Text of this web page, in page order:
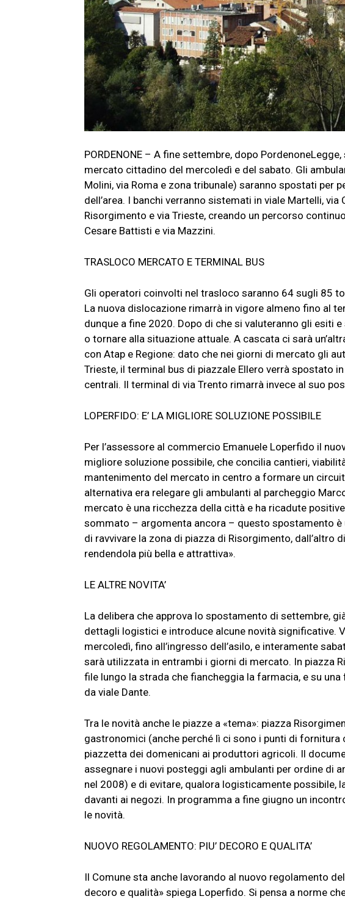
PORDENONE – A fine settembre, dopo
mercato cittadino del mercoledì e del sabato. Gli
Molini, via Roma e zona tribunale) saranno spostati per
dell’area. I banchi verranno sistemati in viale Martelli,
Risorgimento e via Trieste, creando un percorso
Cesare Battisti e via Mazzini.
TRASLOCO MERCATO E TERMINAL BUS
Gli operatori coinvolti nel trasloco saranno 64 sugli 85
La nuova dislocazione rimarrà in vigore almeno fino al
dunque a fine 2020. Dopo di che si valuteranno gli esiti
o tornare alla situazione attuale. A cascata ci sarà
con Atap e Regione: dato che nei giorni di mercato gli
Trieste, il terminal bus di piazzale Ellero verrà spostato
centrali. Il terminal di via Trento rimarrà invece al suo
LOPERFIDO: E’ LA MIGLIORE SOLUZIONE POSSIBILE
Per l’assessore al commercio Emanuele Loperfido il
migliore soluzione possibile, che concilia cantieri,
mantenimento del mercato in centro a formare un
alternativa era relegare gli ambulanti al parcheggio
mercato è una ricchezza della città e ha ricadute
sommato – argomenta ancora – questo spostamento è
di ravvivare la zona di piazza di Risorgimento, dall’altro
rendendola più bella e attrattiva».
LE ALTRE NOVITA’
La delibera che approva lo spostamento di settembre,
dettagli logistici e introduce alcune novità significative.
mercoledì, fino all’ingresso dell’asilo, e interamente
sarà utilizzata in entrambi i giorni di mercato. In piazza
file lungo la strada che fiancheggia la farmacia, e su
da viale Dante.
Tra le novità anche le piazze a «tema»: piazza
gastronomici (anche perché lì ci sono i punti di
piazzetta dei domenicani ai produttori agricoli. Il
assegnare i nuovi posteggi agli ambulanti per ordine di
nel 2008) e di evitare, qualora logisticamente possibile,
davanti ai negozi. In programma a fine giugno un
le novità.
NUOVO REGOLAMENTO: PIU’ DECORO E QUALITA’
Il Comune sta anche lavorando al nuovo regolamento
decoro e qualità» spiega Loperfido. Si pensa a norme